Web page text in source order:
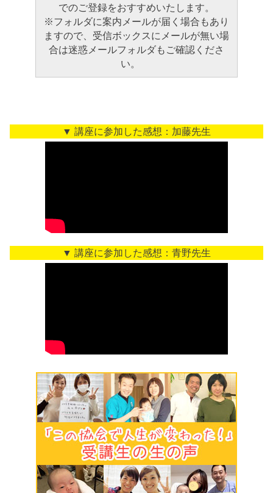
でのご登録をおすすめいたします。
※フォルダに案内メールが届く場合もあり
ますので、受信ボックスにメールが無い場
合は迷惑メールフォルダもご確認くださ
い。
▼ 講座に参加した感想：加藤先生
▼ 講座に参加した感想：青野先生